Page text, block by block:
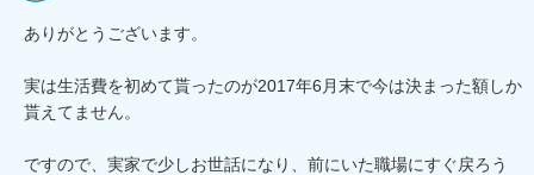
ありがとうございます。
実は生活費を初めて貰ったのが2017年6月末で今は決まった額しか
貰えてません。
ですので、実家で少しお世話になり、前にいた職場にすぐ戻ろう